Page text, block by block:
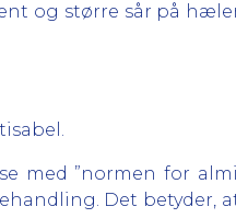
og større sår på
med ”normen for
Det betyder,